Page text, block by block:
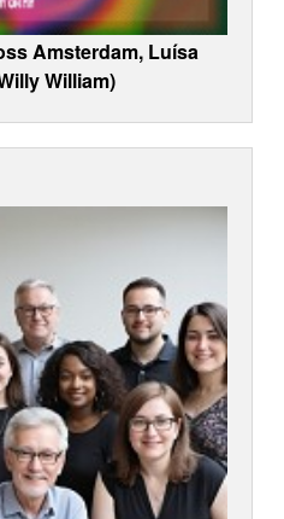
Amsterdam, Luísa
William)